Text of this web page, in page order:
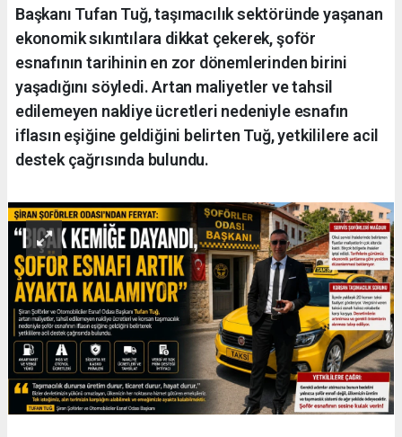
Başkanı Tufan Tuğ, taşımacılık sektöründe yaşanan
ekonomik sıkıntılara dikkat çekerek, şoför
esnafının tarihinin en zor dönemlerinden birini
yaşadığını söyledi. Artan maliyetler ve tahsil
edilemeyen nakliye ücretleri nedeniyle esnafın
iflasın eşiğine geldiğini belirten Tuğ, yetkililere acil
destek çağrısında bulundu.